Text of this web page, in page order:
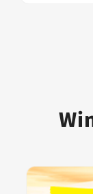
卡片 3
Adan C. 購於
Merry
$1,000,000
卡片 4
ANKUSH D.
Powerball 中
$2,300,000